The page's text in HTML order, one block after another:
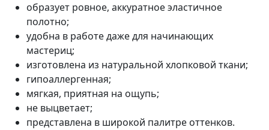
образует ровное, аккуратное эластичное
полотно;
удобна в работе даже для начинающих
мастериц;
изготовлена из натуральной хлопковой ткани;
гипоаллергенная;
мягкая, приятная на ощупь;
не выцветает;
представлена в широкой палитре оттенков.